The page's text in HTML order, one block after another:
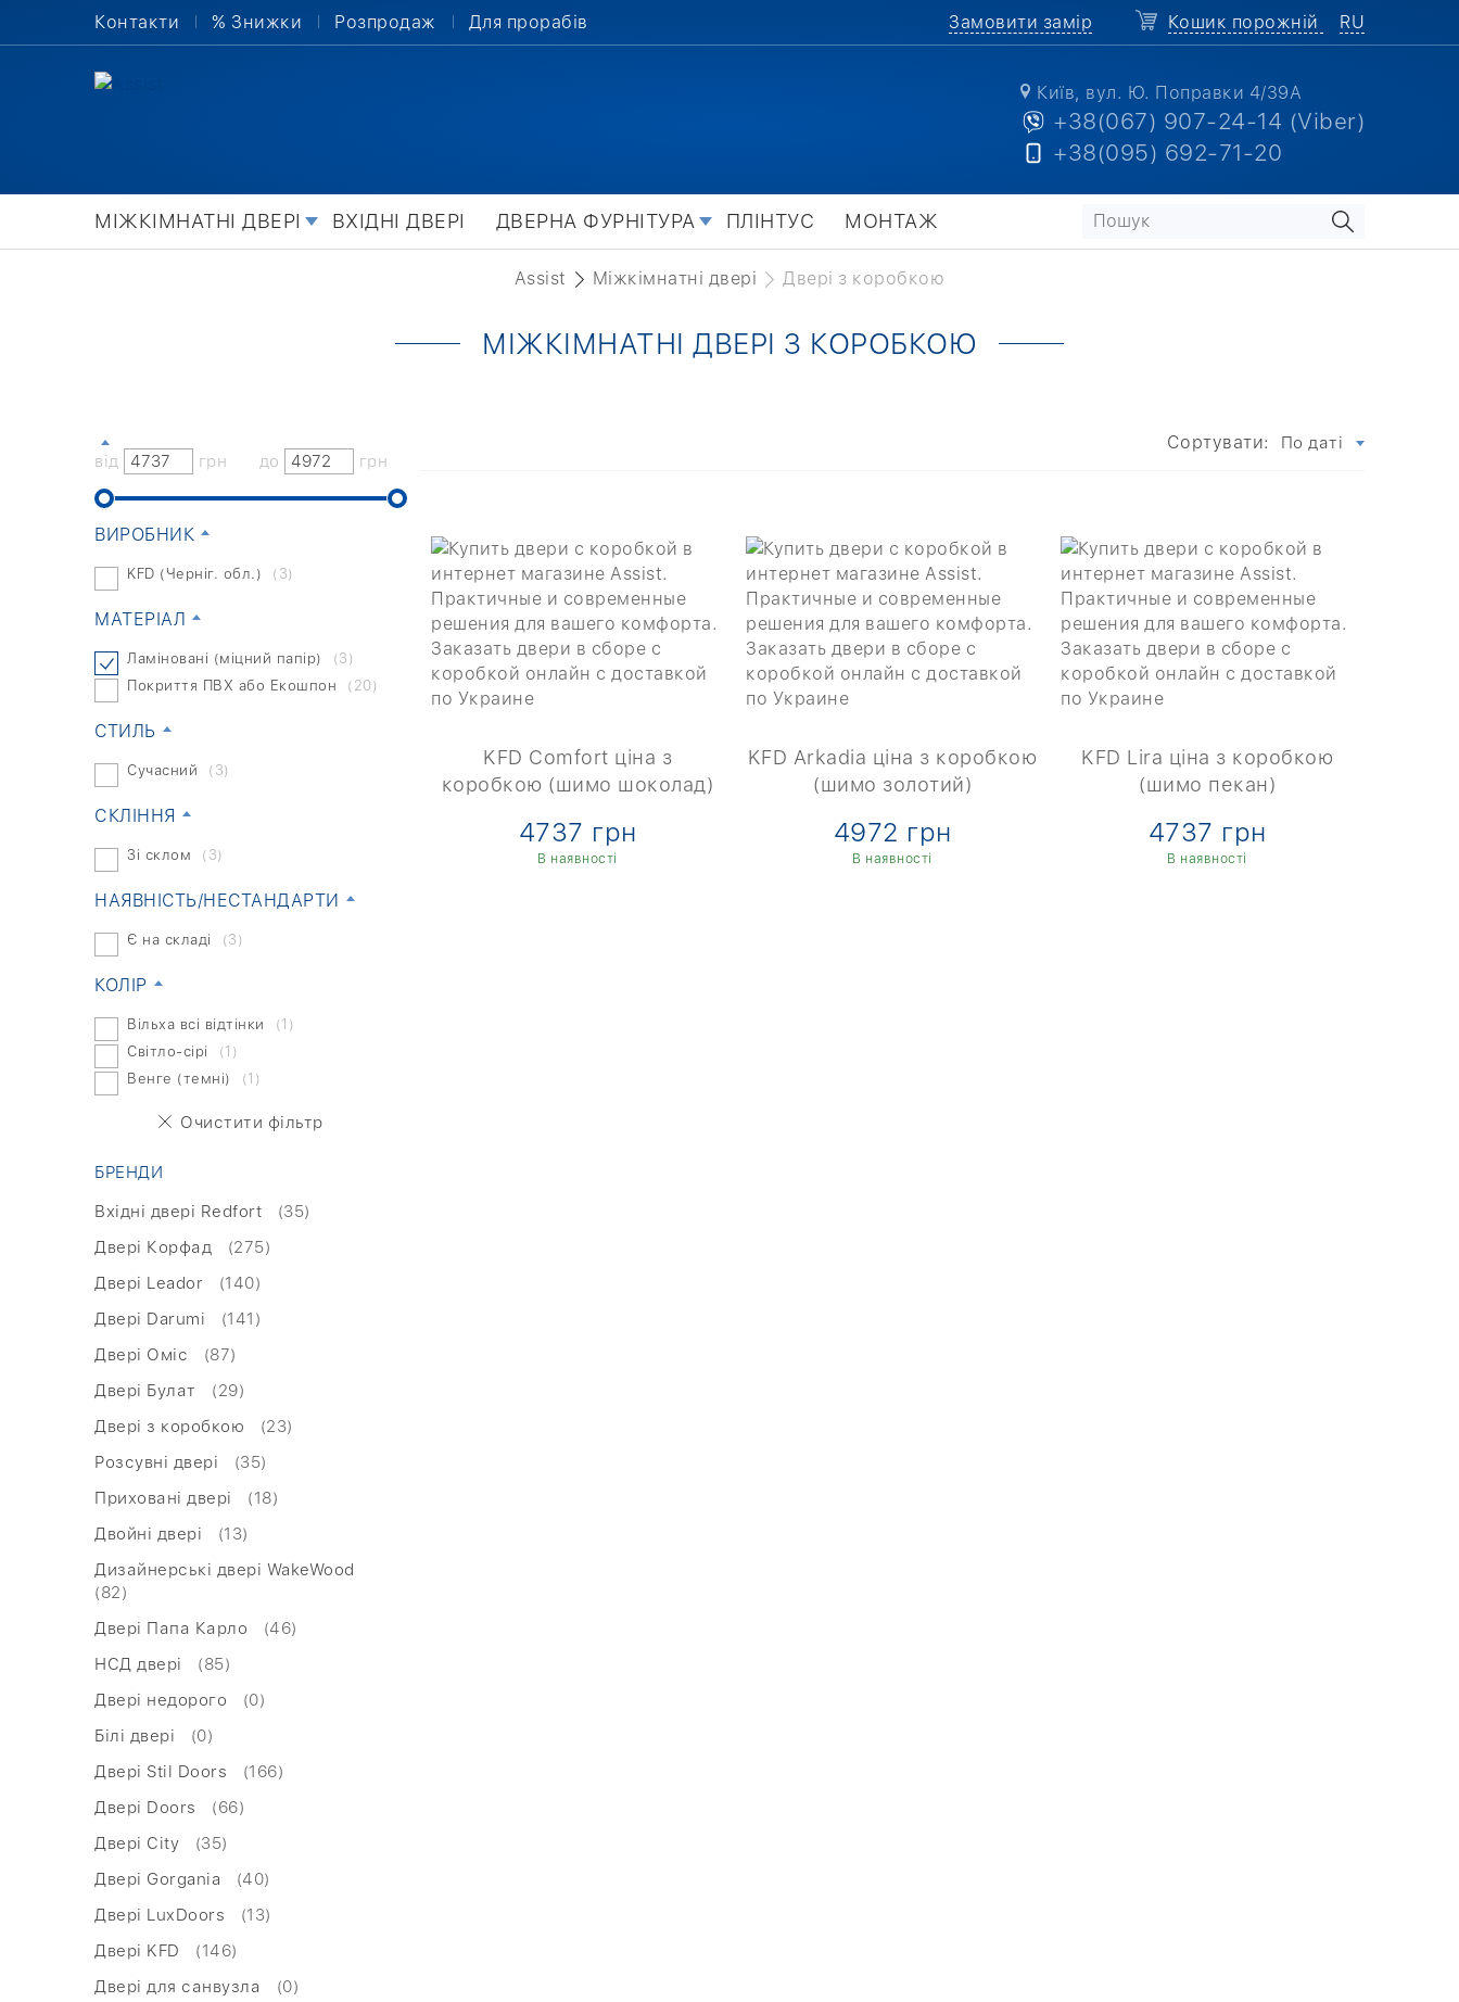
Контакти % Знижки Розпродаж Для прорабів Замовити замір Кошик порожній RU
Київ, вул. Ю. Поправки 4/39А
+38(067) 907-24-14 (Viber)
+38(095) 692-71-20
МІЖКІМНАТНІ ДВЕРІ ВХІДНІ ДВЕРІ ДВЕРНА ФУРНІТУРА ПЛІНТУС МОНТАЖ
Assist Міжкімнатні двері Двері з коробкою
МІЖКІМНАТНІ ДВЕРІ З КОРОБКОЮ
від грн до грн
ВИРОБНИК
KFD (Черніг. обл.) (3)
МАТЕРІАЛ
Ламіновані (міцний папір)
(3)
Покриття ПВХ або Екошпон
(20)
СТИЛЬ
Сучасний (3)
СКЛІННЯ
Зі склом (3)
НАЯВНІСТЬ/НЕСТАНДАРТИ
Є на складі (3)
КОЛІР
Вільха всі відтінки
(1)
Світло-сірі
(1)
Венге (темні)
(1)
Очистити фільтр
БРЕНДИ
Вхідні двері Redfort
(35)
Двері Корфад
(275)
Двері Leador
(140)
Двері Darumi
(141)
Двері Оміс
(87)
Двері Булат
(29)
Двері з коробкою
(23)
Розсувні двері
(35)
Приховані двері
(18)
Двойні двері
(13)
Дизайнерські двері WakeWood
(82)
Двері Папа Карло
(46)
НСД двері
(85)
Двері недорого
(0)
Білі двері
(0)
Двері Stil Doors
(166)
Двері Doors
(66)
Двері City
(35)
Двері Gorgania
(40)
Двері LuxDoors
(13)
Двері KFD
(146)
Двері для санвузла
(0)
Сортувати: По даті
KFD Comfort ціна з
коробкою (шимо шоколад)
4737 грн
В наявності
KFD Arkadia ціна з коробкою
(шимо золотий)
4972 грн
В наявності
KFD Lira ціна з коробкою
(шимо пекан)
4737 грн
В наявності